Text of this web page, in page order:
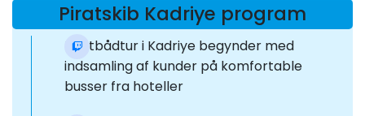
Piratskib Kadriye program
Piratbådtur i Kadriye begynder med
indsamling af kunder på komfortable
busser fra hoteller